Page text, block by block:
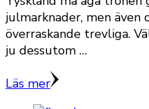
julmarknader, men även
överraskande trevliga.
ju dessutom …
Läs mer